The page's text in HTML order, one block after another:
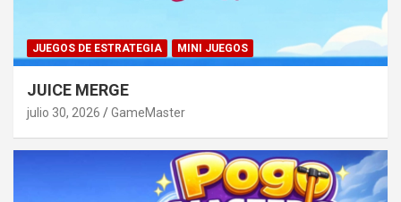
JUEGOS DE ESTRATEGIA MINI JUEGOS
JUICE MERGE
julio 30, 2026 GameMaster